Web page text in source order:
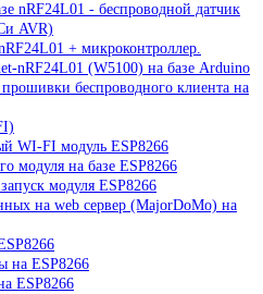
nRF24L01 - беспроводной датчик
AVR)
+ микроконтроллер.
nRF24L01 (W5100) на базе Arduino
прошивки беспроводного клиента на
WI-FI модуль ESP8266
модуля на базе ESP8266
модуля ESP8266
на web сервер (MajorDoMo) на
на ESP8266
ESP8266